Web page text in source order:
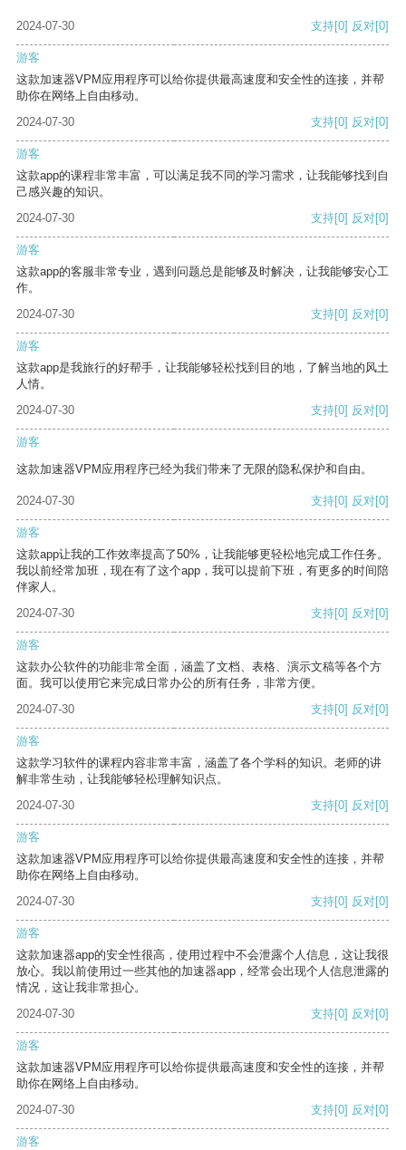
2024-07-30 支持[0] 反对[0]
游客
这款加速器VPM应用程序可以给你提供最高速度和安全性的连接，并帮
助你在网络上自由移动。
2024-07-30
支持[0] 反对[0]
游客
这款app的课程非常丰富，可以满足我不同的学习需求，让我能够找到自
己感兴趣的知识。
2024-07-30
支持[0] 反对[0]
游客
这款app的客服非常专业，遇到问题总是能够及时解决，让我能够安心工
作。
2024-07-30
支持[0] 反对[0]
游客
这款app是我旅行的好帮手，让我能够轻松找到目的地，了解当地的风土
人情。
2024-07-30
支持[0] 反对[0]
游客
这款加速器VPM应用程序已经为我们带来了无限的隐私保护和自由。
2024-07-30 支持[0] 反对[0]
游客
这款app让我的工作效率提高了50%，让我能够更轻松地完成工作任务。
我以前经常加班，现在有了这个app，我可以提前下班，有更多的时间陪
伴家人。
2024-07-30
支持[0] 反对[0]
游客
这款办公软件的功能非常全面，涵盖了文档、表格、演示文稿等各个方
面。我可以使用它来完成日常办公的所有任务，非常方便。
2024-07-30
支持[0] 反对[0]
游客
这款学习软件的课程内容非常丰富，涵盖了各个学科的知识。老师的讲
解非常生动，让我能够轻松理解知识点。
2024-07-30
支持[0] 反对[0]
游客
这款加速器VPM应用程序可以给你提供最高速度和安全性的连接，并帮
助你在网络上自由移动。
2024-07-30
支持[0] 反对[0]
游客
这款加速器app的安全性很高，使用过程中不会泄露个人信息，这让我很
放心。我以前使用过一些其他的加速器app，经常会出现个人信息泄露的
情况，这让我非常担心。
2024-07-30
支持[0] 反对[0]
游客
这款加速器VPM应用程序可以给你提供最高速度和安全性的连接，并帮
助你在网络上自由移动。
2024-07-30
支持[0] 反对[0]
游客